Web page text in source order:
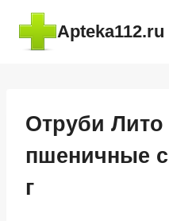
Перейти
содержимому
Apteka112.ru
Отруби Лито
пшеничные
г